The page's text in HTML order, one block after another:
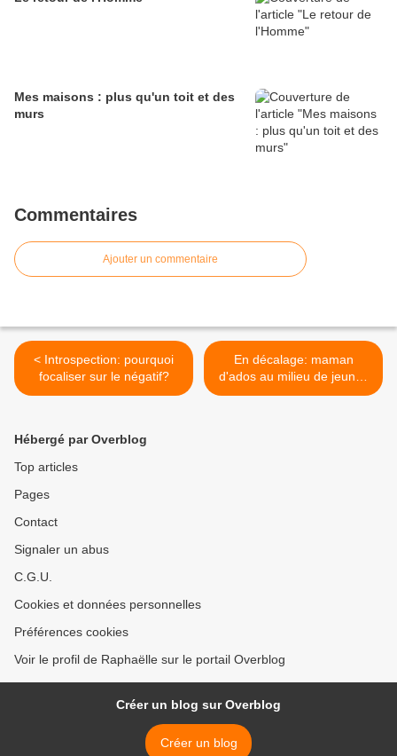
Mes maisons : plus qu'un toit et des
murs
Commentaires
Ajouter un commentaire
< Introspection: pourquoi
focaliser sur le négatif?
En décalage: maman
d'ados au milieu de jeunes
mamans >
Hébergé par Overblog
Top articles
Pages
Contact
Signaler un abus
C.G.U.
Cookies et données personnelles
Préférences cookies
Voir le profil de Raphaëlle sur le portail Overblog
Créer un blog sur Overblog
Créer un blog